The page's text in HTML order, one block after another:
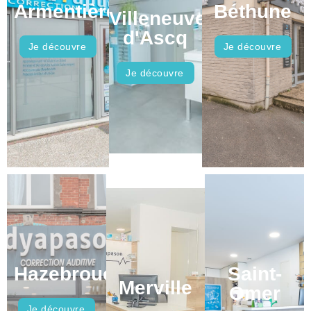
Armentières
Je découvre
Villeneuve
d'Ascq
Je découvre
Béthune
Je découvre
Hazebrouck
Merville
Saint-
Omer